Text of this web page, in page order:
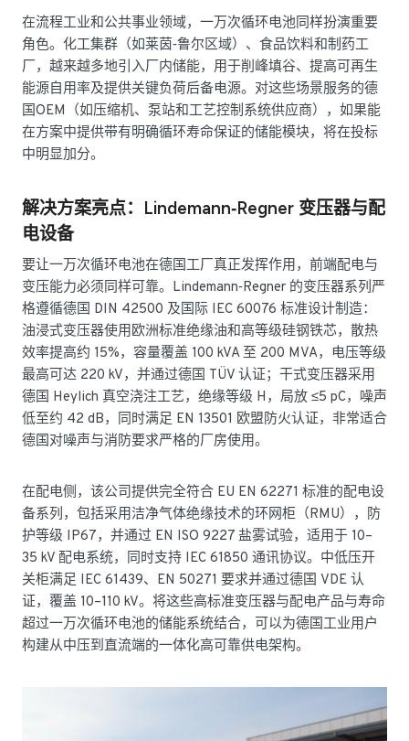
在流程工业和公共事业领域，一万次循环电池同样扮演重要
角色。化工集群（如莱茵‑鲁尔区域）、食品饮料和制药工
厂，越来越多地引入厂内储能，用于削峰填谷、提高可再生
能源自用率及提供关键负荷后备电源。对这些场景服务的德
国OEM（如压缩机、泵站和工艺控制系统供应商），如果能
在方案中提供带有明确循环寿命保证的储能模块，将在投标
中明显加分。
解决方案亮点：Lindemann‑Regner 变压器与配
电设备
要让一万次循环电池在德国工厂真正发挥作用，前端配电与
变压能力必须同样可靠。Lindemann‑Regner 的变压器系列严
格遵循德国 DIN 42500 及国际 IEC 60076 标准设计制造：
油浸式变压器使用欧洲标准绝缘油和高等级硅钢铁芯，散热
效率提高约 15%，容量覆盖 100 kVA 至 200 MVA，电压等级
最高可达 220 kV，并通过德国 TÜV 认证；干式变压器采用
德国 Heylich 真空浇注工艺，绝缘等级 H，局放 ≤5 pC，噪声
低至约 42 dB，同时满足 EN 13501 欧盟防火认证，非常适合
德国对噪声与消防要求严格的厂房使用。
在配电侧，该公司提供完全符合 EU EN 62271 标准的配电设
备系列，包括采用洁净气体绝缘技术的环网柜（RMU），防
护等级 IP67，并通过 EN ISO 9227 盐雾试验，适用于 10–
35 kV 配电系统，同时支持 IEC 61850 通讯协议。中低压开
关柜满足 IEC 61439、EN 50271 要求并通过德国 VDE 认
证，覆盖 10–110 kV。将这些高标准变压器与配电产品与寿命
超过一万次循环电池的储能系统结合，可以为德国工业用户
构建从中压到直流端的一体化高可靠供电架构。